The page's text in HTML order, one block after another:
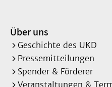
Über uns
Geschichte des UKD
Pressemitteilungen
Spender & Förderer
Veranstaltungen &